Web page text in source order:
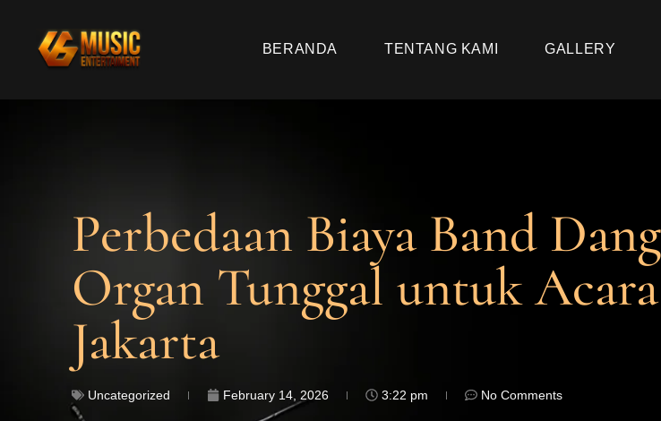
BERANDA TENTANG KAMI GALLERY
Perbedaan Biaya Band
Organ Tunggal untuk
Jakarta
Uncategorized February 14, 2026 3:22 pm No Comments